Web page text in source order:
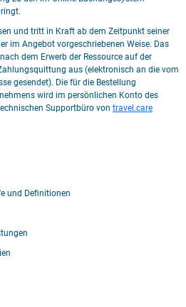
und tritt in Kraft ab dem Zeitpunkt seiner
im Angebot vorgeschriebenen Weise. Das
dem Erwerb der Ressource auf der
aus (elektronisch an die vom
gesendet). Die für die Bestellung
wird im persönlichen Konto des
Supportbüro von travel.care
und Definitionen